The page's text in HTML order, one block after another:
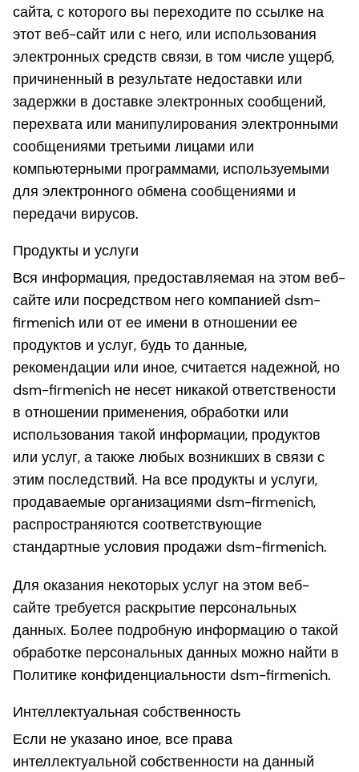
сайта, с которого вы переходите по ссылке на
этот веб-сайт или с него, или использования
электронных средств связи, в том числе ущерб,
причиненный в результате недоставки или
задержки в доставке электронных сообщений,
перехвата или манипулирования электронными
сообщениями третьими лицами или
компьютерными программами, используемыми
для электронного обмена сообщениями и
передачи вирусов.
Продукты и услуги
Вся информация, предоставляемая на этом веб-
сайте или посредством него компанией dsm-
firmenich или от ее имени в отношении ее
продуктов и услуг, будь то данные,
рекомендации или иное, считается надежной, но
dsm-firmenich не несет никакой ответствености
в отношении применения, обработки или
использования такой информации, продуктов
или услуг, а также любых возникших в связи с
этим последствий. На все продукты и услуги,
продаваемые организациями dsm-firmenich,
распространяются соответствующие
стандартные условия продажи dsm-firmenich.
Для оказания некоторых услуг на этом веб-
сайте требуется раскрытие персональных
данных. Более подробную информацию о такой
обработке персональных данных можно найти в
Политике конфиденциальности dsm-firmenich.
Интеллектуальная собственность
Если не указано иное, все права
интеллектуальной собственности на данный